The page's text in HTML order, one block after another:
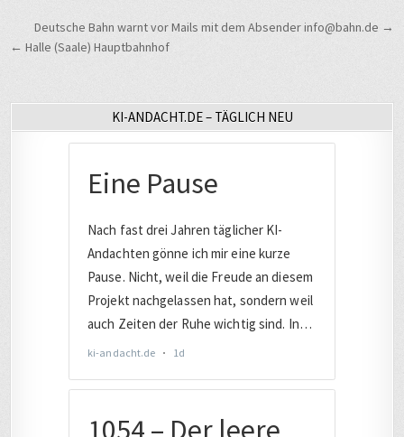
Beitragsnavigation
Deutsche Bahn warnt vor Mails mit dem Absender info@bahn.de →
← Halle (Saale) Hauptbahnhof
KI-ANDACHT.DE – TÄGLICH NEU